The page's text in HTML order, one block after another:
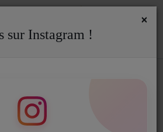
- 07/07/26
×
sur Instagram !